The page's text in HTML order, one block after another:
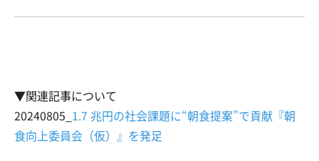
▼関連記事について
20240805_ 1.7 兆円の社会課題に“朝食提案”で貢献『朝
食向上委員会（仮）』を発足